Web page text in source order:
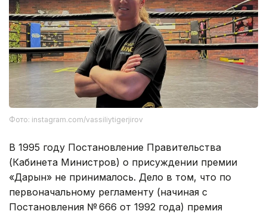
Фото: instagram.com/vassiliytigerjirov
В 1995 году Постановление Правительства
(Кабинета Министров) о присуждении премии
«Дарын» не принималось. Дело в том, что по
первоначальному регламенту (начиная с
Постановления № 666 от 1992 года) премия